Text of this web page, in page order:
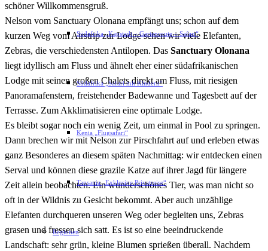
Südafrika „Kapstadt – Gartenroute – Safari“
Südafrika „Safari mit Kindern“
Kenia „Flugsafari“
Tansania „Exklusive Privatreise“
Regionen
schöner Willkommensgruß.
Nelson vom Sanctuary Olonana empfängt uns; schon auf dem
kurzen Weg vom Airstrip zur Lodge sehen wir viele Elefanten,
Zebras, die verschiedensten Antilopen. Das Sanctuary Olonana
liegt idyllisch am Fluss und ähnelt eher einer südafrikanischen
Lodge mit seinen großen Chalets direkt am Fluss, mit riesigen
Panoramafenstern, freistehender Badewanne und Tagesbett auf der
Terrasse. Zum Akklimatisieren eine optimale Lodge.
Es bleibt sogar noch ein wenig Zeit, um einmal in Pool zu springen.
Dann brechen wir mit Nelson zur Pirschfahrt auf und erleben etwas
ganz Besonderes an diesem späten Nachmittag: wir entdecken einen
Serval und können diese grazile Katze auf ihrer Jagd für längere
Zeit allein beobachten. Ein wunderschönes Tier, was man nicht so
oft in der Wildnis zu Gesicht bekommt. Aber auch unzählige
Elefanten durchqueren unseren Weg oder begleiten uns, Zebras
grasen und fressen sich satt. Es ist so eine beeindruckende
Landschaft: sehr grün, kleine Blumen sprießen überall. Nachdem